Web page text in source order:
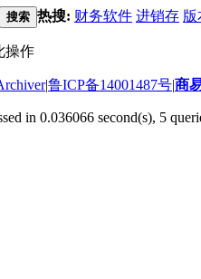
搜索 热搜: 财务软件 进销存 版
操作
|鲁ICP备14001487号|商
in 0.036066 second(s), 5